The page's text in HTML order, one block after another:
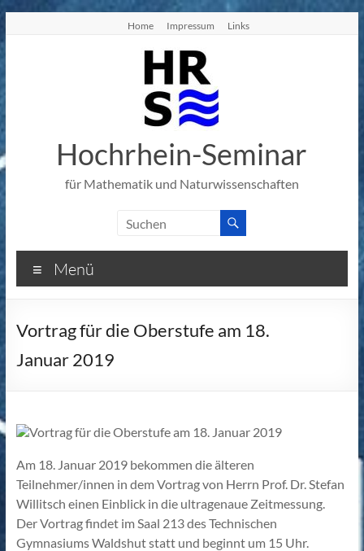
Home Impressum Links
Hochrhein-Seminar
für Mathematik und Naturwissenschaften
Menü
Vortrag für die Oberstufe am 18.
Januar 2019
Am 18. Januar 2019 bekommen die älteren
Teilnehmer/innen in dem Vortrag von Herrn Prof. Dr. Stefan
Willitsch einen Einblick in die ultragenaue Zeitmessung.
Der Vortrag findet im Saal 213 des Technischen
Gymnasiums Waldshut statt und beginnt um 15 Uhr.